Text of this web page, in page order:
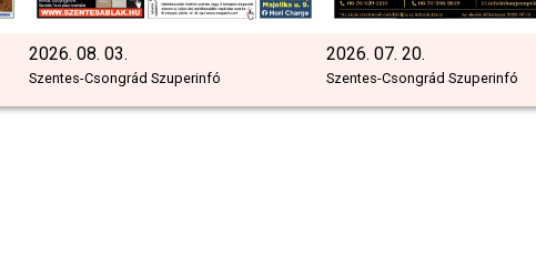
2026. 08. 03.
Szentes-Csongrád Szuperinfó
2026. 07. 20.
Szentes-Csongrád Szuperinfó